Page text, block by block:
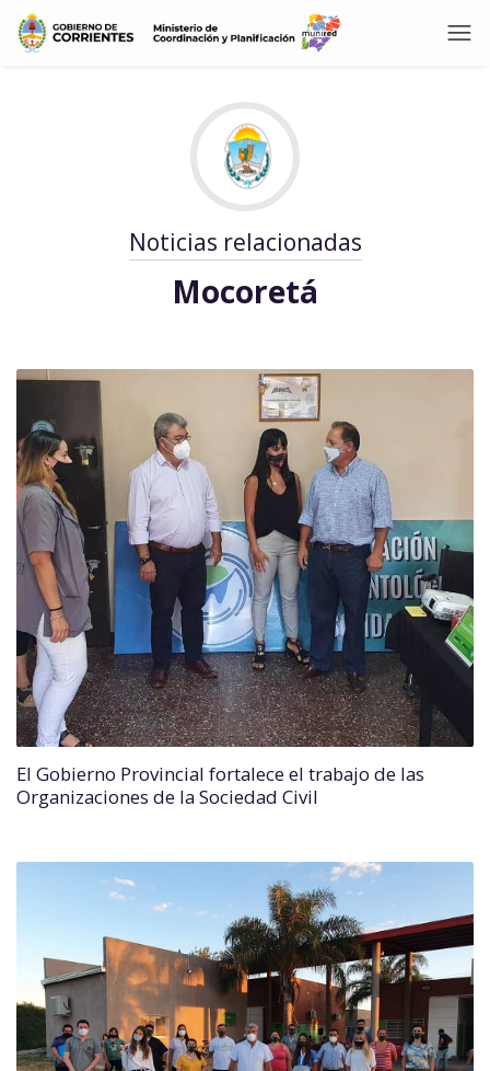
Noticias relacionadas
Mocoretá
El Gobierno Provincial fortalece el trabajo de las
Organizaciones de la Sociedad Civil